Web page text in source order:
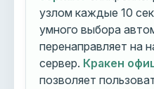
узлом каждые 10
умного выбора
перенаправляет на
сервер. Кракен
позволяет